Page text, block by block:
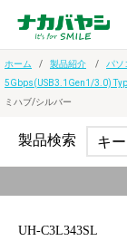
ホーム 製品紹介 パソ
5Gbps(USB3.1Gen1/3.0)
ミハブ/シルバー
UH-C3L343SL
製品検索